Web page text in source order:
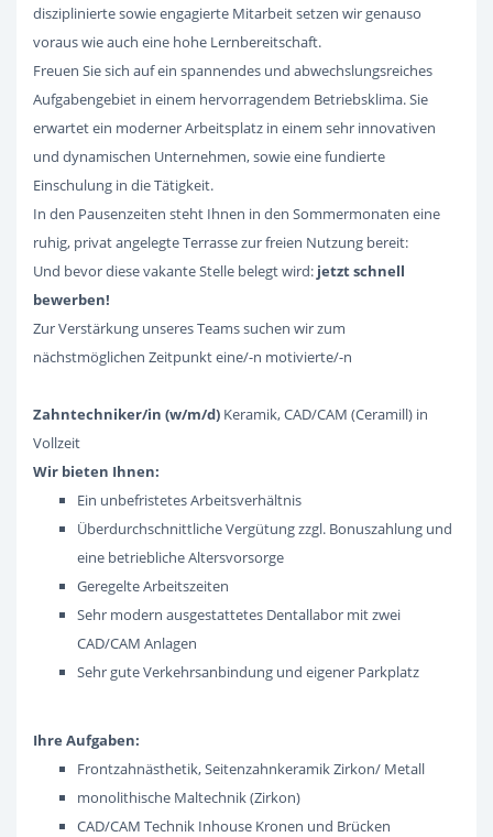
disziplinierte sowie engagierte Mitarbeit setzen wir genauso
voraus wie auch eine hohe Lernbereitschaft.
Freuen Sie sich auf ein spannendes und abwechslungsreiches
Aufgabengebiet in einem hervorragendem Betriebsklima. Sie
erwartet ein moderner Arbeitsplatz in einem sehr innovativen
und dynamischen Unternehmen, sowie eine fundierte
Einschulung in die Tätigkeit.
In den Pausenzeiten steht Ihnen in den Sommermonaten eine
ruhig, privat angelegte Terrasse zur freien Nutzung bereit:
Und bevor diese vakante Stelle belegt wird: jetzt schnell
bewerben!
Zur Verstärkung unseres Teams suchen wir zum
nächstmöglichen Zeitpunkt eine/-n motivierte/-n
Zahntechniker/in (w/m/d) Keramik, CAD/CAM (Ceramill) in
Vollzeit
Wir bieten Ihnen:
Ein unbefristetes Arbeitsverhältnis
Überdurchschnittliche Vergütung zzgl. Bonuszahlung und
eine betriebliche Altersvorsorge
Geregelte Arbeitszeiten
Sehr modern ausgestattetes Dentallabor mit zwei
CAD/CAM Anlagen
Sehr gute Verkehrsanbindung und eigener Parkplatz
Ihre Aufgaben:
Frontzahnästhetik, Seitenzahnkeramik Zirkon/ Metall
monolithische Maltechnik (Zirkon)
CAD/CAM Technik Inhouse Kronen und Brücken